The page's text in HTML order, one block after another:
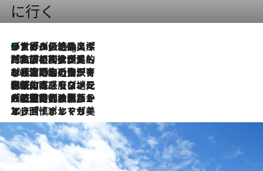
に行く
11 Hours Ago
リスボンの絶品スイーツ「パステル・デ・ナタ」とは？ポルトガル伝統の奥深い世界へ
2026.7.27
「私の祖国はポルトガル語です」国民的詩人フェルナンド・ペソアと、彼が愛した文学の街を歩く
2026.7.26
ポルトガル近海が育む極上の海の幸。キリリと冷えた白ワインと愉しむ、シーフード専門店の贅沢
2026.7.22
伝統の味をモダンに昇華。高感度な地元客が集う、リスボンの最旬ガストロノミー
2026.7.21
大航海時代の栄華から、震災、独裁、そして革命へ。ポルトガル・首都リスボンの石畳に刻まれた「歴史の光と影」
2026.7.13
エッセイ・ヤマザキマリ「慎ましくも美しき国 ポルトガル」